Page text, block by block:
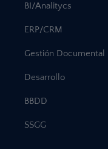
BI/Analitycs
ERP/CRM
Gestión Documental
Desarrollo
BBDD
SSGG